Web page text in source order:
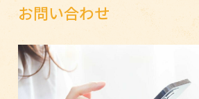
お問い合わせ